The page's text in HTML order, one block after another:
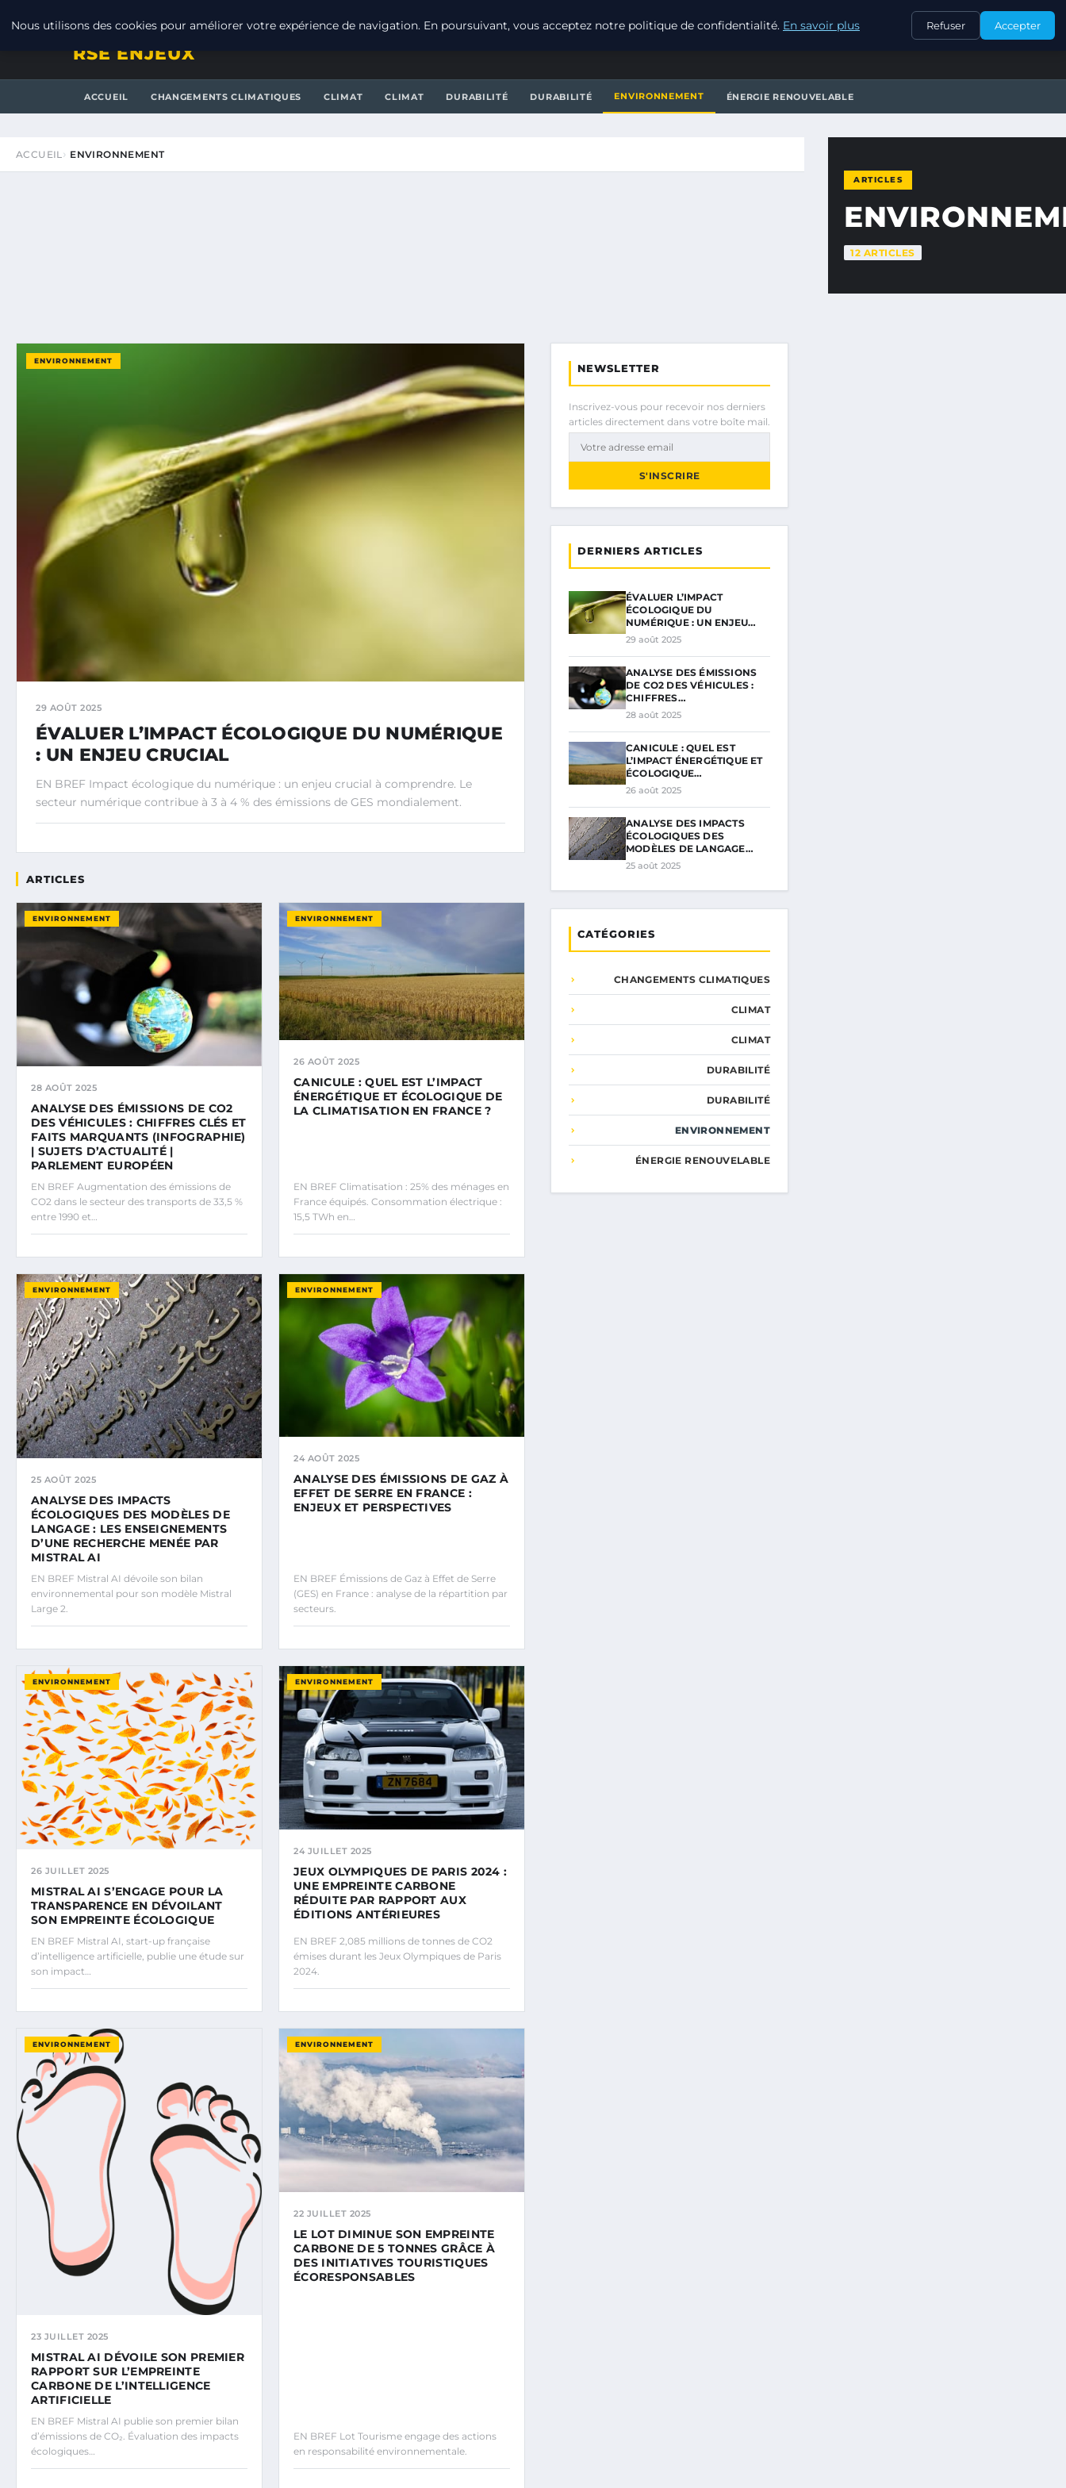
CONTACT
RSE ENJEUX
ACCUEIL CHANGEMENTS CLIMATIQUES CLIMAT CLIMAT DURABILITÉ DURABILITÉ ENVIRONNEMENT ÉNERGIE RENOUVELABLE
ACCUEIL ENVIRONNEMENT
ARTICLES
12 ARTICLES
ENVIRONNEMENT
29 AOÛT 2025
ÉVALUER L’IMPACT ÉCOLOGIQUE DU NUMÉRIQUE
: UN ENJEU CRUCIAL
EN BREF Impact écologique du numérique : un enjeu crucial à comprendre. Le
secteur numérique contribue à 3 à 4 % des émissions de GES mondialement.
ARTICLES
ENVIRONNEMENT
28 AOÛT 2025
ANALYSE DES ÉMISSIONS DE CO2
DES VÉHICULES : CHIFFRES CLÉS ET
FAITS MARQUANTS (INFOGRAPHIE)
| SUJETS D’ACTUALITÉ |
PARLEMENT EUROPÉEN
EN BREF Augmentation des émissions de
CO2 dans le secteur des transports de 33,5 %
entre 1990 et…
ENVIRONNEMENT
26 AOÛT 2025
CANICULE : QUEL EST L’IMPACT
ÉNERGÉTIQUE ET ÉCOLOGIQUE DE
LA CLIMATISATION EN FRANCE ?
EN BREF Climatisation : 25% des ménages en
France équipés. Consommation électrique :
15,5 TWh en…
ENVIRONNEMENT
25 AOÛT 2025
ANALYSE DES IMPACTS
ÉCOLOGIQUES DES MODÈLES DE
LANGAGE : LES ENSEIGNEMENTS
D’UNE RECHERCHE MENÉE PAR
MISTRAL AI
EN BREF Mistral AI dévoile son bilan
environnemental pour son modèle Mistral
Large 2.
ENVIRONNEMENT
24 AOÛT 2025
ANALYSE DES ÉMISSIONS DE GAZ À
EFFET DE SERRE EN FRANCE :
ENJEUX ET PERSPECTIVES
EN BREF Émissions de Gaz à Effet de Serre
(GES) en France : analyse de la répartition par
secteurs.
ENVIRONNEMENT
26 JUILLET 2025
MISTRAL AI S’ENGAGE POUR LA
TRANSPARENCE EN DÉVOILANT
SON EMPREINTE ÉCOLOGIQUE
EN BREF Mistral AI, start-up française
d’intelligence artificielle, publie une étude sur
son impact…
ENVIRONNEMENT
24 JUILLET 2025
JEUX OLYMPIQUES DE PARIS 2024 :
UNE EMPREINTE CARBONE
RÉDUITE PAR RAPPORT AUX
ÉDITIONS ANTÉRIEURES
EN BREF 2,085 millions de tonnes de CO2
émises durant les Jeux Olympiques de Paris
2024.
ENVIRONNEMENT
23 JUILLET 2025
MISTRAL AI DÉVOILE SON PREMIER
RAPPORT SUR L’EMPREINTE
CARBONE DE L’INTELLIGENCE
ARTIFICIELLE
EN BREF Mistral AI publie son premier bilan
d’émissions de CO₂. Évaluation des impacts
écologiques…
ENVIRONNEMENT
22 JUILLET 2025
LE LOT DIMINUE SON EMPREINTE
CARBONE DE 5 TONNES GRÂCE À
DES INITIATIVES TOURISTIQUES
ÉCORESPONSABLES
EN BREF Lot Tourisme engage des actions
en responsabilité environnementale.
NEWSLETTER
Inscrivez-vous pour recevoir nos derniers
articles directement dans votre boîte mail.
S'INSCRIRE
DERNIERS ARTICLES
ÉVALUER L’IMPACT
ÉCOLOGIQUE DU
NUMÉRIQUE : UN ENJEU…
29 août 2025
ANALYSE DES ÉMISSIONS
DE CO2 DES VÉHICULES :
CHIFFRES…
28 août 2025
CANICULE : QUEL EST
L’IMPACT ÉNERGÉTIQUE ET
ÉCOLOGIQUE…
26 août 2025
ANALYSE DES IMPACTS
ÉCOLOGIQUES DES
MODÈLES DE LANGAGE…
25 août 2025
CATÉGORIES
CHANGEMENTS CLIMATIQUES
CLIMAT
CLIMAT
DURABILITÉ
DURABILITÉ
ENVIRONNEMENT
ÉNERGIE RENOUVELABLE
Nous utilisons des cookies pour améliorer votre expérience de navigation. En poursuivant, vous acceptez notre politique de confidentialité. En savoir plus Refuser Accepter